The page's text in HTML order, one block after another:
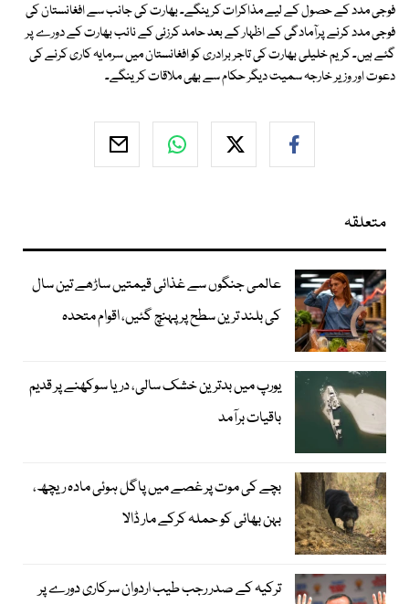
فوجی مدد کے حصول کے لیے مذاکرات کرینگے۔ بھارت کی جانب سے افغانستان کی
فوجی مدد کرنے پرآمادگی کے اظہار کے بعد حامد کرزئی کے نائب بھارت کے دورے پر
گئے ہیں۔ کریم خلیلی بھارت کی تاجر برادری کو افغانستان میں سرمایہ کاری کرنے کی
دعوت اور وزیر خارجہ سمیت دیگر حکام سے بھی ملاقات کرینگے۔
متعلقہ
عالمی جنگوں سے غذائی قیمتیں ساڑھے تین سال
کی بلند ترین سطح پر پہنچ گئیں، اقوام متحدہ
یورپ میں بدترین خشک سالی، دریا سوکھنے پر قدیم
باقیات برآمد
بچے کی موت پر غصے میں پاگل ہوئی مادہ ریچھ،
بہن بھائی کو حملہ کرکے مار ڈالا
ترکیہ کے صدر رجب طیب اردوان سرکاری دورے پر